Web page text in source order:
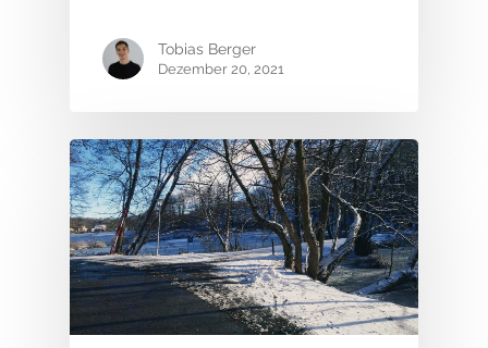
Tobias Berger
Dezember 20, 2021